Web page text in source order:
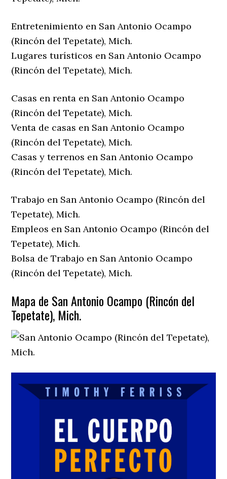
Entretenimiento en San Antonio Ocampo
(Rincón del Tepetate), Mich.
Lugares turísticos en San Antonio Ocampo
(Rincón del Tepetate), Mich.
Casas en renta en San Antonio Ocampo
(Rincón del Tepetate), Mich.
Venta de casas en San Antonio Ocampo
(Rincón del Tepetate), Mich.
Casas y terrenos en San Antonio Ocampo
(Rincón del Tepetate), Mich.
Trabajo en San Antonio Ocampo (Rincón del
Tepetate), Mich.
Empleos en San Antonio Ocampo (Rincón del
Tepetate), Mich.
Bolsa de Trabajo en San Antonio Ocampo
(Rincón del Tepetate), Mich.
Mapa de San Antonio Ocampo (Rincón del
Tepetate), Mich.